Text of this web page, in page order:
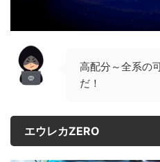
高配分～全系の
だ！
エウレカZERO